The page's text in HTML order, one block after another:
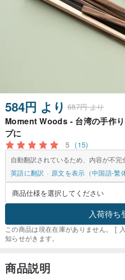
584円 より 687円 より
Moment Woods - 台湾の手作
プに
5 (15)
自動翻訳されているため、内容が不完
英語に翻訳
原文を表示（中国語-繁
入荷待ち
この商品は現在在庫がありません。 [
知らせがきます。
商品説明